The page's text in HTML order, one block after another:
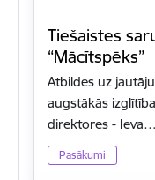
Tiešaistes
“Mācītspēks”
Atbildes uz
augstākās
direktores - Ieva…
Pasākumi